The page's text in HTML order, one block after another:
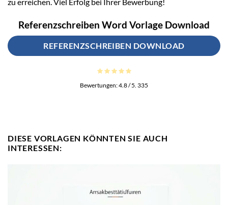
Referenzschreiben Word Vorlage Download
REFERENZSCHREIBEN DOWNLOAD
Bewertungen:4.8/ 5. 335
DIESE VORLAGEN KÖNNTEN SIE AUCH
INTERESSEN: